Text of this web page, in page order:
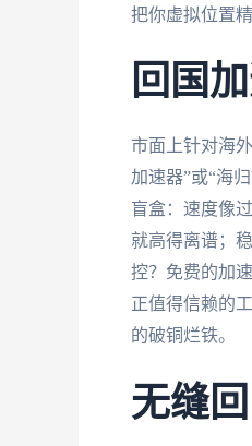
把你虚拟位置
回国
市面上针对海
加速器”或“海
盲盒：速度像
就高得离谱；
控？免费的加
正值得信赖的
的破铜烂铁。
无缝